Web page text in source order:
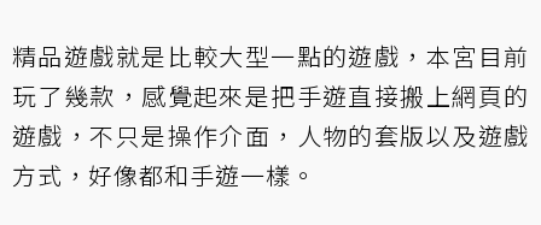
精品遊戲就是比較大型一點的遊戲，本宮目前
玩了幾款，感覺起來是把手遊直接搬上網頁的
遊戲，不只是操作介面，人物的套版以及遊戲
方式，好像都和手遊一樣。